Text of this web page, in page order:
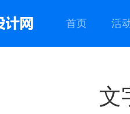
首页 活
文